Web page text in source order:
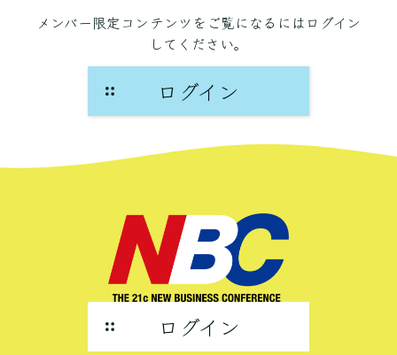
メンバー限定コンテンツをご覧になるにはログイン
してください。
ログイン
ログイン